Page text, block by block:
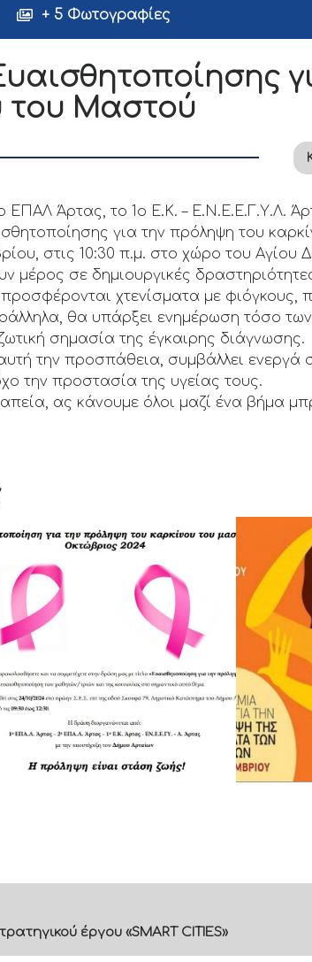
έργου «SMART CITIES»
+ 5 Φωτογραφίες
του Μαστού
ΕΠΑΛ Άρτας, το 1ο Ε.Κ. – Ε.Ν.Ε.Ε.Γ.Υ.Λ.
για την πρόληψη του
στις 10:30 π.μ. στο χώρο του Αγίου
μέρος σε δημιουργικές
χτενίσματα με φιόγκους,
θα υπάρξει ενημέρωση τόσο
σημασία της έγκαιρης διάγνωσης.
την προσπάθεια, συμβάλλει ενεργά
την προστασία της υγείας τους.
ας κάνουμε όλοι μαζί ένα βήμα